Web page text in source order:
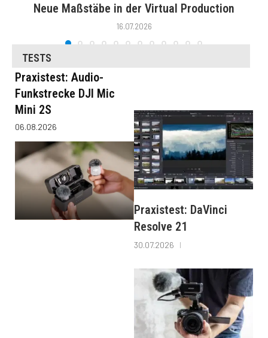
Neue Maßstäbe in der Virtual Production
16.07.2026
TESTS
Praxistest: Audio-
Funkstrecke DJI Mic
Mini 2S
06.08.2026
Praxistest: DaVinci
Resolve 21
30.07.2026